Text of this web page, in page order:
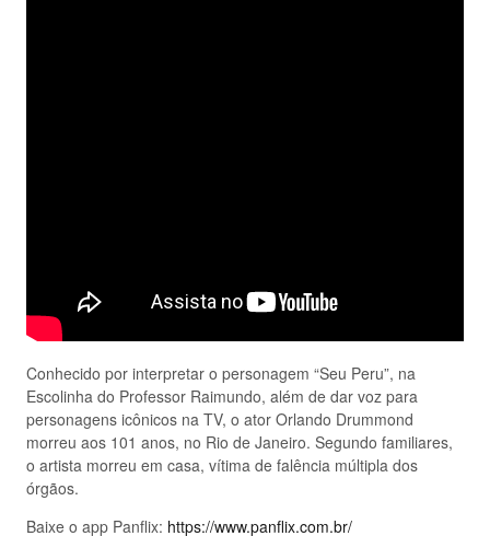
Conhecido por interpretar o personagem “Seu Peru”, na
Escolinha do Professor Raimundo, além de dar voz para
personagens icônicos na TV, o ator Orlando Drummond
morreu aos 101 anos, no Rio de Janeiro. Segundo familiares,
o artista morreu em casa, vítima de falência múltipla dos
órgãos.
Baixe o app Panflix: https://www.panflix.com.br/